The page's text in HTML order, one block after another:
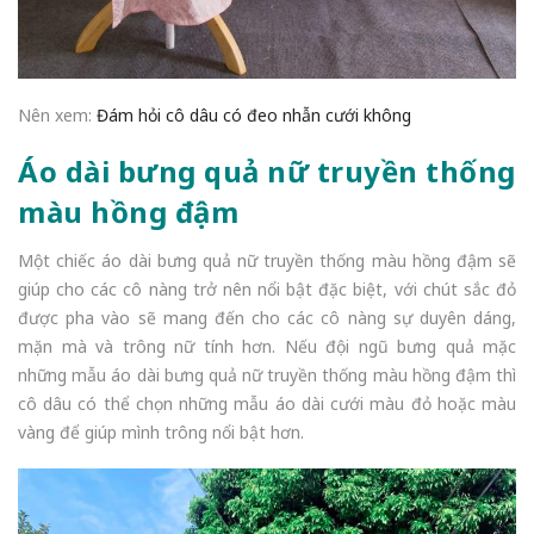
Nên xem: Đám hỏi cô dâu có đeo nhẫn cưới không
Áo dài bưng quả nữ truyền thống
màu hồng đậm
Một chiếc áo dài bưng quả nữ truyền thống màu hồng đậm sẽ
giúp cho các cô nàng trở nên nổi bật đặc biệt, với chút sắc đỏ
được pha vào sẽ mang đến cho các cô nàng sự duyên dáng,
mặn mà và trông nữ tính hơn. Nếu đội ngũ bưng quả mặc
những mẫu áo dài bưng quả nữ truyền thống màu hồng đậm thì
cô dâu có thể chọn những mẫu áo dài cưới màu đỏ hoặc màu
vàng để giúp mình trông nổi bật hơn.